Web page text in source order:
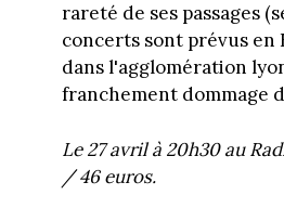
rareté de ses passages
concerts sont prévus en
dans l'agglomération
franchement dommage
Le 27 avril à 20h30 au
/ 46 euros.